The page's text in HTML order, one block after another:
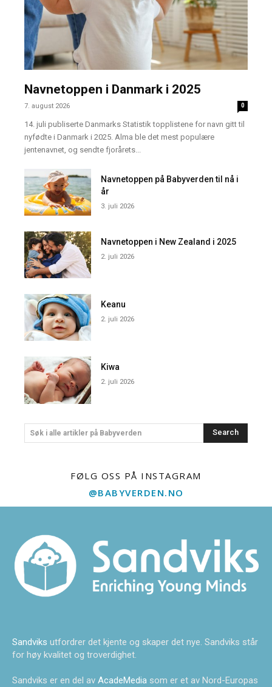
Navnetoppen i Danmark i 2025
7. august 2026 0
14. juli publiserte Danmarks Statistik topplistene for navn gitt til
nyfødte i Danmark i 2025. Alma ble det mest populære
jentenavnet, og sendte fjorårets...
Navnetoppen på Babyverden til nå i
år
3. juli 2026
Navnetoppen i New Zealand i 2025
2. juli 2026
Keanu
2. juli 2026
Kiwa
2. juli 2026
Søk i alle artikler på Babyverden Search
FØLG OSS PÅ INSTAGRAM
@BABYVERDEN.NO
Sandviks utfordrer det kjente og skaper det nye. Sandviks står
for høy kvalitet og troverdighet.
Sandviks er en del av AcadeMedia som er et av Nord-Europas